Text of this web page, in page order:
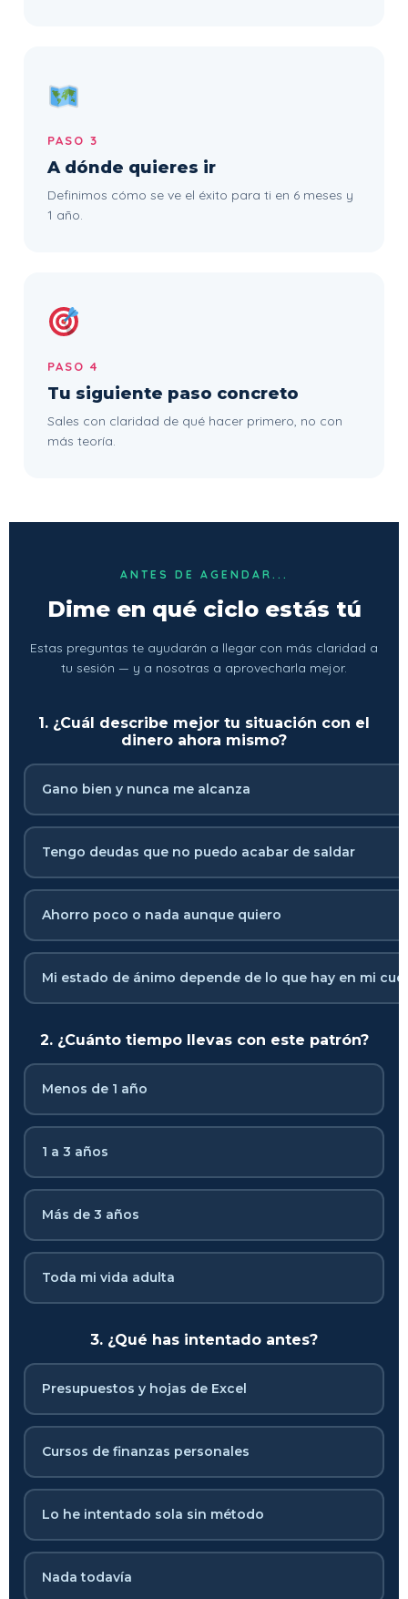
PASO 3
A dónde quieres ir
Definimos cómo se ve el éxito para ti en 6 meses y
1 año.
PASO 4
Tu siguiente paso concreto
Sales con claridad de qué hacer primero, no con
más teoría.
ANTES DE AGENDAR...
Dime en qué ciclo estás tú
Estas preguntas te ayudarán a llegar con más claridad a
tu sesión — y a nosotras a aprovecharla mejor.
1. ¿Cuál describe mejor tu situación con el
dinero ahora mismo?
Gano bien y nunca me alcanza
Tengo deudas que no puedo acabar de saldar
Ahorro poco o nada aunque quiero
Mi estado de ánimo depende de lo que hay en mi
2. ¿Cuánto tiempo llevas con este patrón?
Menos de 1 año
1 a 3 años
Más de 3 años
Toda mi vida adulta
3. ¿Qué has intentado antes?
Presupuestos y hojas de Excel
Cursos de finanzas personales
Lo he intentado sola sin método
Nada todavía